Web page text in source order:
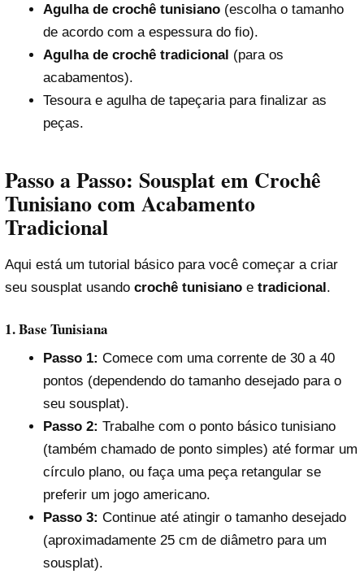
Agulha de crochê tunisiano(escolha o tamanho
de acordo com a espessura do fio).
Agulha de crochê tradicional (para os
acabamentos).
Tesoura e agulha de tapeçaria para finalizar as
peças.
Passo a Passo: Sousplat em Crochê
Tunisiano com Acabamento
Tradicional
Aqui está um tutorial básico para você começar a criar
seu sousplat usando crochê tunisiano e tradicional .
1. Base Tunisiana
Passo 1: Comece com uma corrente de 30 a 40
pontos (dependendo do tamanho desejado para o
seu sousplat).
Passo 2: Trabalhe com o ponto básico tunisiano
(também chamado de ponto simples) até formar um
círculo plano, ou faça uma peça retangular se
preferir um jogo americano.
Passo 3: Continue até atingir o tamanho desejado
(aproximadamente 25 cm de diâmetro para um
sousplat).